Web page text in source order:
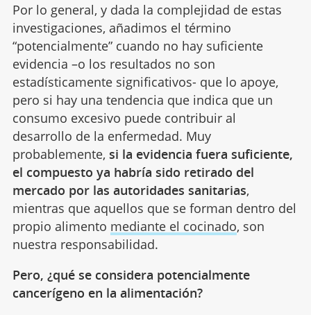
Por lo general, y dada la complejidad de estas
investigaciones, añadimos el término
“potencialmente” cuando no hay suficiente
evidencia –o los resultados no son
estadísticamente significativos- que lo apoye,
pero si hay una tendencia que indica que un
consumo excesivo puede contribuir al
desarrollo de la enfermedad. Muy
probablemente, si la evidencia fuera suficiente,
el compuesto ya habría sido retirado del
mercado por las autoridades sanitarias,
mientras que aquellos que se forman dentro del
propio alimento mediante el cocinado, son
nuestra responsabilidad.
Pero, ¿qué se considera potencialmente
cancerígeno en la alimentación?